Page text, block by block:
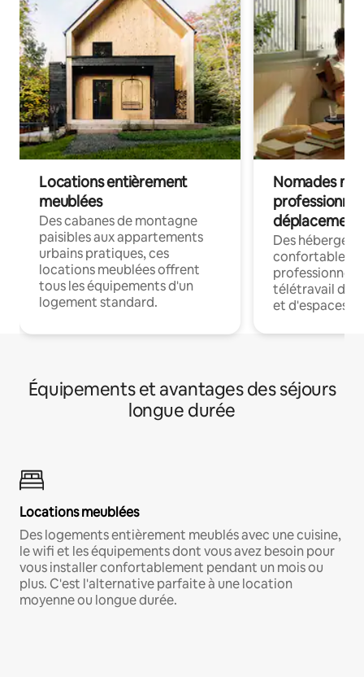
Locations entièrement
meublées
Des cabanes de montagne
paisibles aux appartements
urbains pratiques, ces
locations meublées offrent
tous les équipements d'un
logement standard.
Nomades
déplacement
Des
confortables
professionnels
télétravail
et d'espaces
Équipements et avantages des séjours
longue durée
Locations meublées
Des logements entièrement meublés avec une cuisine,
le wifi et les équipements dont vous avez besoin pour
vous installer confortablement pendant un mois ou
plus. C'est l'alternative parfaite à une location
moyenne ou longue durée.